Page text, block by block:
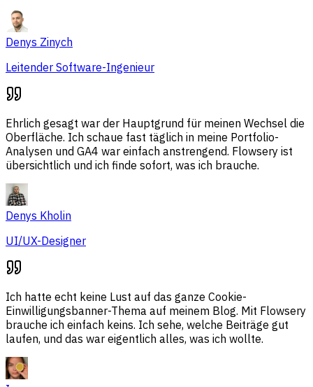
Denys Zinych
Leitender Software-Ingenieur
Ehrlich gesagt war der Hauptgrund für meinen Wechsel die
Oberfläche. Ich schaue fast täglich in meine Portfolio-
Analysen und GA4 war einfach anstrengend. Flowsery ist
übersichtlich und ich finde sofort, was ich brauche.
Denys Kholin
UI/UX-Designer
Ich hatte echt keine Lust auf das ganze Cookie-
Einwilligungsbanner-Thema auf meinem Blog. Mit Flowsery
brauche ich einfach keins. Ich sehe, welche Beiträge gut
laufen, und das war eigentlich alles, was ich wollte.